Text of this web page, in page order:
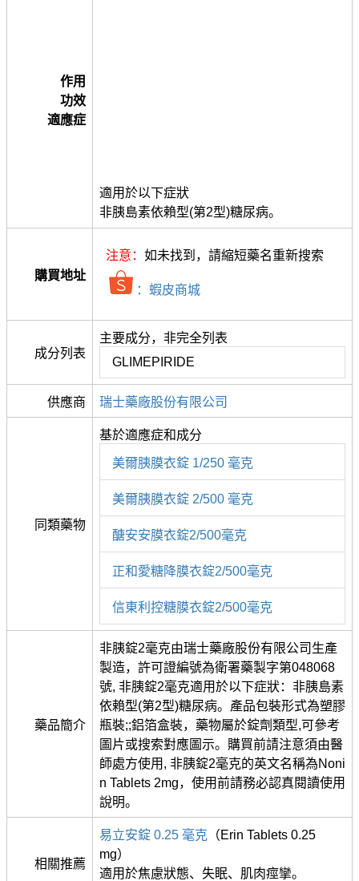
作用
功效
適應症
適用於以下症狀
非胰島素依賴型(第2型)糖尿病。
購買地址
注意： 如未找到，請縮短藥名重新搜索
：蝦皮商城
成分列表
主要成分，非完全列表
GLIMEPIRIDE
供應商 瑞士藥廠股份有限公司
同類藥物
基於適應症和成分
美爾胰膜衣錠 1/250 毫克
美爾胰膜衣錠 2/500 毫克
醣安安膜衣錠2/500毫克
正和愛糖降膜衣錠2/500毫克
信東利控糖膜衣錠2/500毫克
藥品簡介
非胰錠2毫克由瑞士藥廠股份有限公司生產
製造，許可證編號為衛署藥製字第048068
號, 非胰錠2毫克適用於以下症狀：非胰島素
依賴型(第2型)糖尿病。產品包裝形式為塑膠
瓶裝;;鋁箔盒裝，藥物屬於錠劑類型,可參考
圖片或搜索對應圖示。購買前請注意須由醫
師處方使用, 非胰錠2毫克的英文名稱為Noni
n Tablets 2mg，使用前請務必認真閱讀使用
說明。
相關推薦
易立安錠 0.25 毫克 （Erin Tablets 0.25
mg）
適用於焦慮狀態、失眠、肌肉痙攣。